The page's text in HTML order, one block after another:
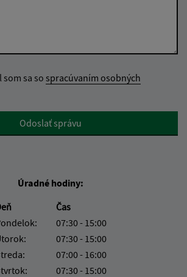
sa so spracúvaním osobných
Odoslať správu
Úradné hodiny:
Čas
07:30 - 15:00
07:30 - 15:00
07:00 - 16:00
07:30 - 15:00